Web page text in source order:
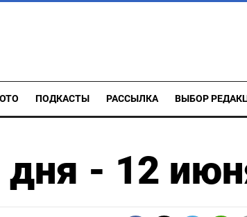
ПОДКАСТЫ РАССЫЛКА ВЫБОР
- 12